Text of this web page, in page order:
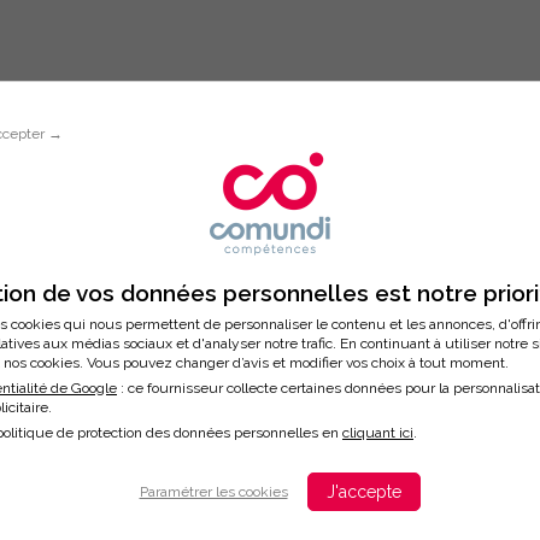
→
de vos données personnelles est notre
cookies qui nous permettent de personnaliser le contenu et les annonces,
aux médias sociaux et d'analyser notre trafic. En continuant à utiliser notre
cookies. Vous pouvez changer d’avis et modifier vos choix à tout moment.
de Google : ce fournisseur collecte certaines données pour la
de protection des données personnelles en cliquant ici.
Paramétrer les cookies J'accepte
Inscription à la formation
APPRENEZ À GÉRER VOTRE